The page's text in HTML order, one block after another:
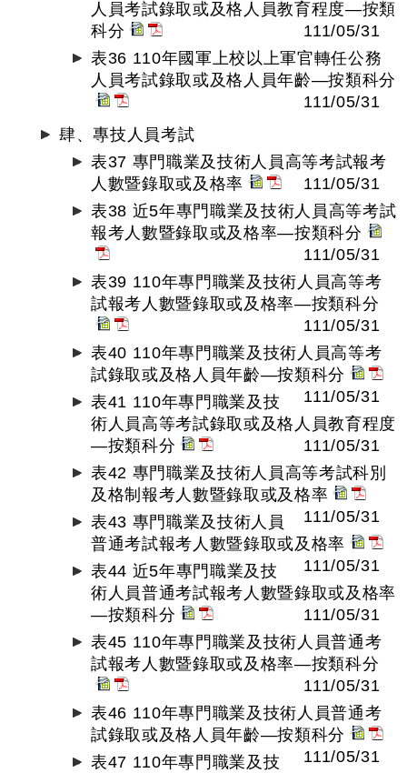
人員考試錄取或及格人員教育程度—按類
科分
111/05/31
表36 110年國軍上校以上軍官轉任公務
人員考試錄取或及格人員年齡—按類科分
111/05/31
肆、專技人員考試
表37 專門職業及技術人員高等考試報考
人數暨錄取或及格率
111/05/31
表38 近5年專門職業及技術人員高等考試
報考人數暨錄取或及格率—按類科分
111/05/31
表39 110年專門職業及技術人員高等考
試報考人數暨錄取或及格率—按類科分
111/05/31
表40 110年專門職業及技術人員高等考
試錄取或及格人員年齡—按類科分
111/05/31
表41 110年專門職業及技
術人員高等考試錄取或及格人員教育程度
—按類科分
111/05/31
表42 專門職業及技術人員高等考試科別
及格制報考人數暨錄取或及格率
111/05/31
表43 專門職業及技術人員
普通考試報考人數暨錄取或及格率
111/05/31
表44 近5年專門職業及技
術人員普通考試報考人數暨錄取或及格率
—按類科分
111/05/31
表45 110年專門職業及技術人員普通考
試報考人數暨錄取或及格率—按類科分
111/05/31
表46 110年專門職業及技術人員普通考
試錄取或及格人員年齡—按類科分
111/05/31
表47 110年專門職業及技